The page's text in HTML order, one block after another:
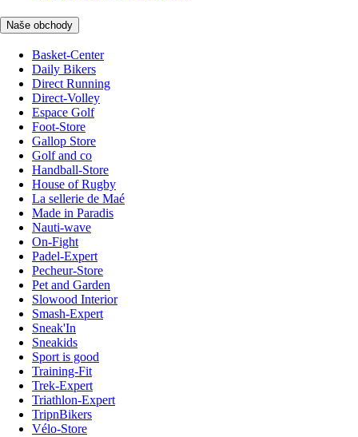
Naše obchody
Basket-Center
Daily Bikers
Direct Running
Direct-Volley
Espace Golf
Foot-Store
Gallop Store
Golf and co
Handball-Store
House of Rugby
La sellerie de Maé
Made in Paradis
Nauti-wave
On-Fight
Padel-Expert
Pecheur-Store
Pet and Garden
Slowood Interior
Smash-Expert
Sneak'In
Sneakids
Sport is good
Training-Fit
Trek-Expert
Triathlon-Expert
TripnBikers
Vélo-Store